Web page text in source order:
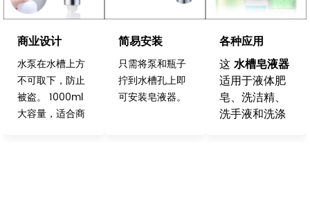
商业设计
水泵在水槽上方
不可取下，防止
被盗。 1000ml
大容量，适合商
简易安装
只需将泵和瓶子
拧到水槽孔上即
可安装皂液器。
各种应用
这水槽皂液器
适用于液体肥
皂、洗洁精、
洗手液和洗涤